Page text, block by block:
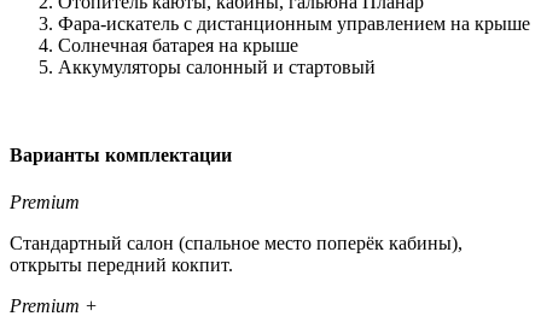
Фара-искатель с дистанционным управлением на крыше
Солнечная батарея на крыше
Аккумуляторы салонный и стартовый
Варианты комплектации
Premium
Стандартный салон (спальное место поперёк кабины),
открыты передний кокпит.
Premium +